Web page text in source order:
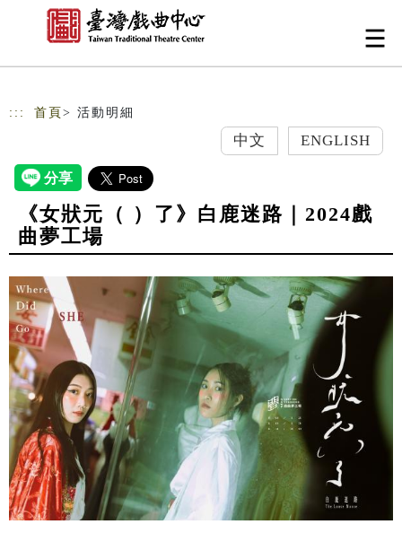
跳到主要內容
網站導覽
::: 首頁 > 活動明細
中文 ENGLISH
《女狀元（ ）了》白鹿迷路｜2024戲
曲夢工場